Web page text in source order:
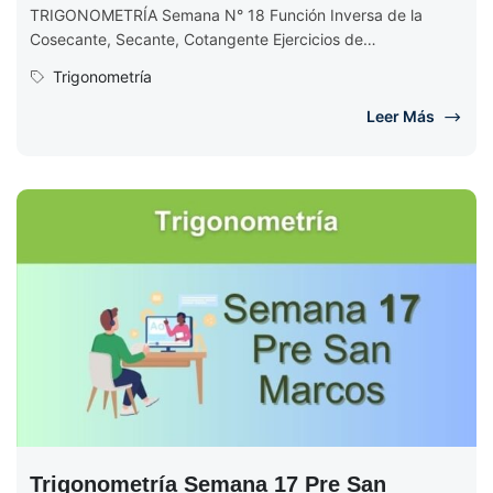
TRIGONOMETRÍA Semana N° 18 Función Inversa de la
Cosecante, Secante, Cotangente Ejercicios de
Semana...
Trigonometría
Leer Más
Trigonometría Semana 17 Pre San